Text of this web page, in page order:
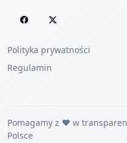
Polityka prywatności
Regulamin
Pomagamy z ❤️ w
Polsce